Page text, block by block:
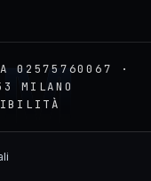
02575760067 ·
MILANO